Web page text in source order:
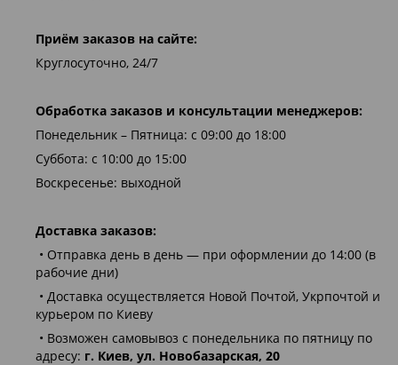
Приём заказов на сайте:
Круглосуточно, 24/7
Обработка заказов и консультации менеджеров:
Понедельник – Пятница: с 09:00 до 18:00
Суббота: с 10:00 до 15:00
Воскресенье: выходной
Доставка заказов:
• Отправка день в день — при оформлении до 14:00 (в
рабочие дни)
• Доставка осуществляется Новой Почтой, Укрпочтой и
курьером по Киеву
• Возможен самовывоз с понедельника по пятницу по
адресу: г. Киев, ул. Новобазарская, 20